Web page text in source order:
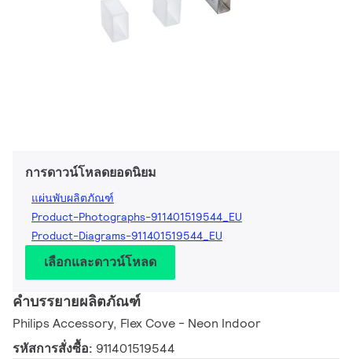
การดาวน์โหลดยอดนิยม
แผ่นพับผลิตภัณฑ์
Product-Photographs-911401519544_EU
Product-Diagrams-911401519544_EU
เลือกและดาวน์โหลด
คำบรรยายผลิตภัณฑ์
Philips Accessory, Flex Cove - Neon Indoor
รหัสการสั่งซื้อ: 911401519544